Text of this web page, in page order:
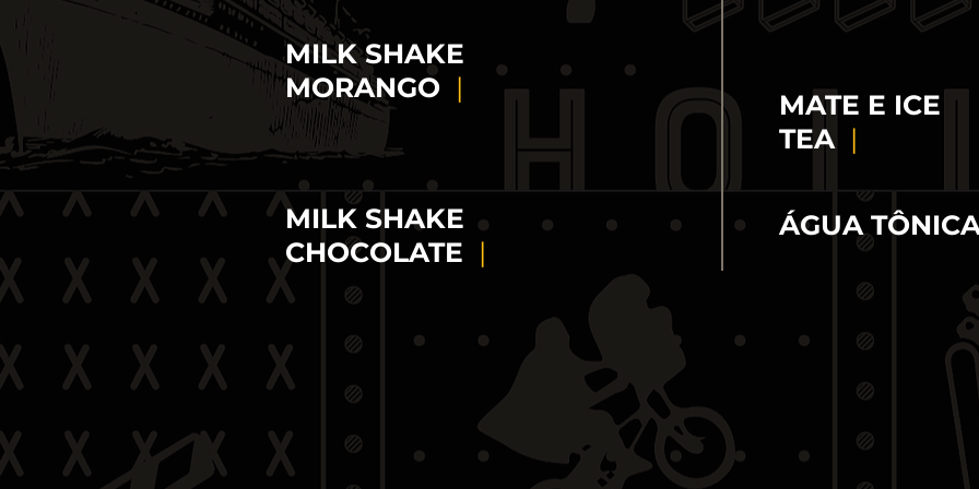
MILK SHAKE
MORANGO |
MILK SHAKE
CHOCOLATE |
MATE E ICE
TEA |
ÁGUA